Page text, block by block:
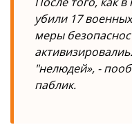
убили 17
меры
"нелюдей», -
паблик.